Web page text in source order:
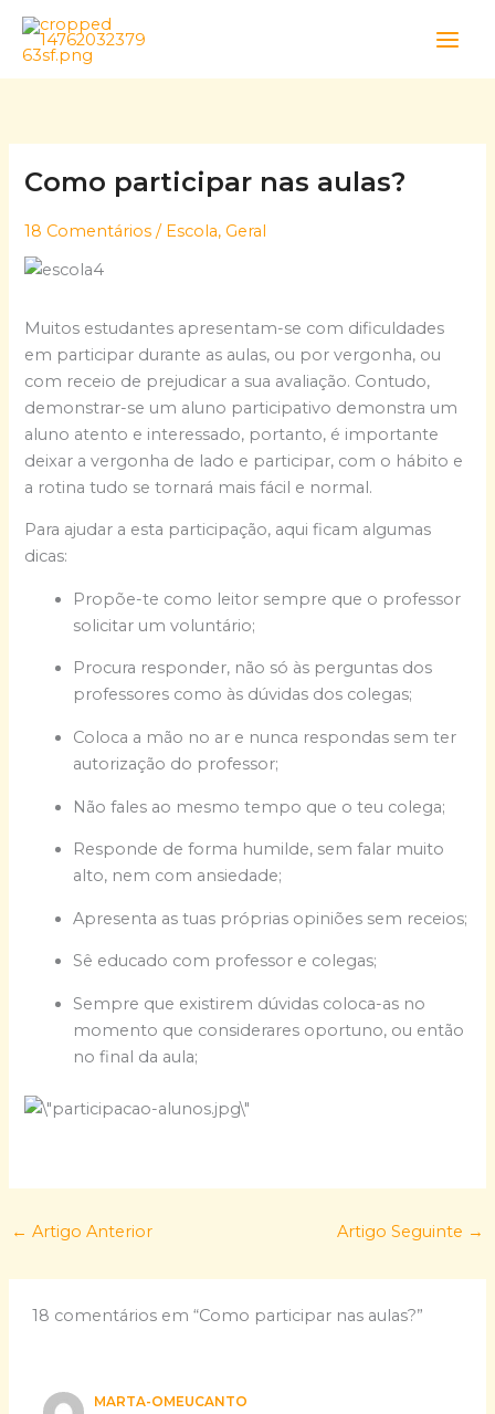
Skip
content
Como participar nas aulas?
18 Comentários / Escola, Geral
Muitos estudantes apresentam-se com dificuldades
em participar durante as aulas, ou por vergonha, ou
com receio de prejudicar a sua avaliação. Contudo,
demonstrar-se um aluno participativo demonstra um
aluno atento e interessado, portanto, é importante
deixar a vergonha de lado e participar, com o hábito e
a rotina tudo se tornará mais fácil e normal.
Para ajudar a esta participação, aqui ficam algumas
dicas:
Propõe-te como leitor sempre que o professor
solicitar um voluntário;
Procura responder, não só às perguntas dos
professores como às dúvidas dos colegas;
Coloca a mão no ar e nunca respondas sem ter
autorização do professor;
Não fales ao mesmo tempo que o teu colega;
Responde de forma humilde, sem falar muito
alto, nem com ansiedade;
Apresenta as tuas próprias opiniões sem receios;
Sê educado com professor e colegas;
Sempre que existirem dúvidas coloca-as no
momento que considerares oportuno, ou então
no final da aula;
← Artigo Anterior Artigo Seguinte →
18 comentários em “Como participar nas aulas?”
MARTA-OMEUCANTO